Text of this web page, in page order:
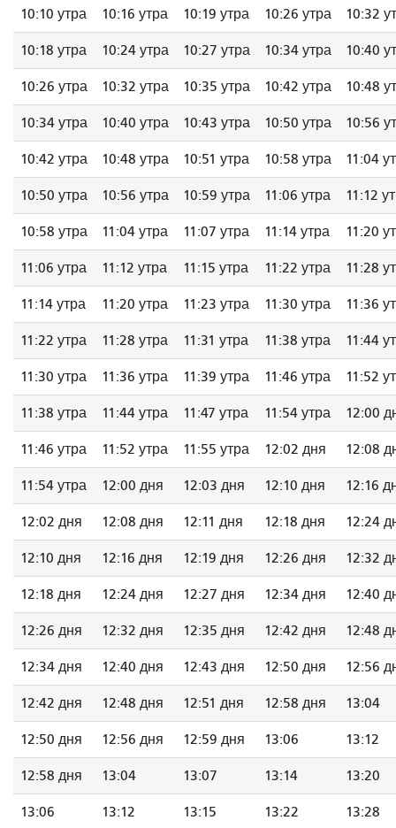
10:10 утра 10:16 утра 10:19 утра 10:26 утра 10:32
10:18 утра 10:24 утра 10:27 утра 10:34 утра 10:40
10:26 утра 10:32 утра 10:35 утра 10:42 утра 10:48
10:34 утра 10:40 утра 10:43 утра 10:50 утра 10:56
10:42 утра 10:48 утра 10:51 утра 10:58 утра 11:04
10:50 утра 10:56 утра 10:59 утра 11:06 утра 11:12
10:58 утра 11:04 утра 11:07 утра 11:14 утра 11:20
11:06 утра 11:12 утра 11:15 утра 11:22 утра 11:28
11:14 утра 11:20 утра 11:23 утра 11:30 утра 11:36
11:22 утра 11:28 утра 11:31 утра 11:38 утра 11:44
11:30 утра 11:36 утра 11:39 утра 11:46 утра 11:52
11:38 утра 11:44 утра 11:47 утра 11:54 утра 12:00
11:46 утра 11:52 утра 11:55 утра 12:02 дня 12:08
11:54 утра 12:00 дня 12:03 дня 12:10 дня 12:16
12:02 дня 12:08 дня 12:11 дня 12:18 дня 12:24
12:10 дня 12:16 дня 12:19 дня 12:26 дня 12:32
12:18 дня 12:24 дня 12:27 дня 12:34 дня 12:40
12:26 дня 12:32 дня 12:35 дня 12:42 дня 12:48
12:34 дня 12:40 дня 12:43 дня 12:50 дня 12:56
12:42 дня 12:48 дня 12:51 дня 12:58 дня 13:04
12:50 дня 12:56 дня 12:59 дня 13:06 13:12
12:58 дня 13:04 13:07 13:14 13:20
13:06 13:12 13:15 13:22 13:28